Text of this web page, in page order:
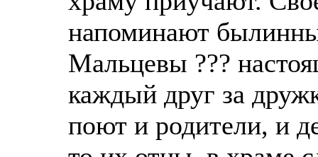
напоминают
Мальцевы ???
каждый друг за
поют и родители, и